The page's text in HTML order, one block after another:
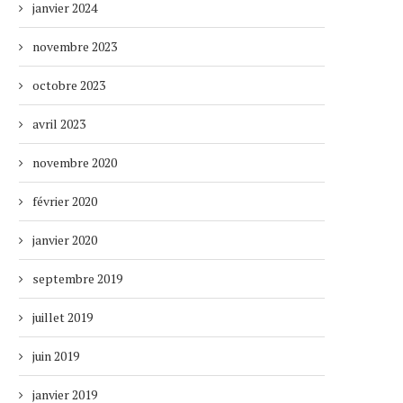
janvier 2024
novembre 2023
octobre 2023
avril 2023
novembre 2020
février 2020
janvier 2020
septembre 2019
juillet 2019
juin 2019
janvier 2019